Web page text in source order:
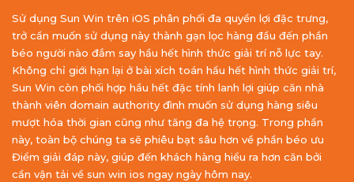
Sử dụng Sun Win trên iOS phân phối đa quyền lợi đặc trưng,
trở cần muốn sử dụng này thành gạn lọc hàng đầu đến phần
béo người nào đắm say hầu hết hình thức giải trí nỗ lực tay.
Không chỉ giới hạn lại ở bài xích toán hầu hết hình thức giải trí,
Sun Win còn phối hợp hầu hết đặc tính lanh lợi giúp căn nhà
thành viên domain authority đình muốn sử dụng hàng siêu
mượt hóa thời gian cũng như tăng đa hệ trọng. Trong phần
này, toàn bộ chúng ta sẽ phiêu bạt sâu hơn về phần béo ưu
Điểm giải đáp này, giúp đến khách hàng hiểu ra hơn căn bởi
cần vận tải về sun win ios ngay ngày hôm nay.